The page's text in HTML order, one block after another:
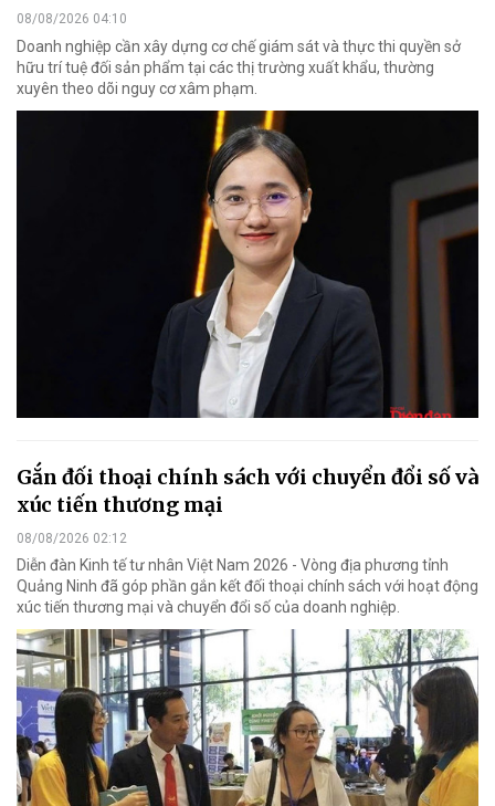
08/08/2026 04:10
Doanh nghiệp cần xây dựng cơ chế giám sát và thực thi quyền sở
hữu trí tuệ đối sản phẩm tại các thị trường xuất khẩu, thường
xuyên theo dõi nguy cơ xâm phạm.
Gắn đối thoại chính sách với chuyển đổi số và
xúc tiến thương mại
08/08/2026 02:12
Diễn đàn Kinh tế tư nhân Việt Nam 2026 - Vòng địa phương tỉnh
Quảng Ninh đã góp phần gắn kết đối thoại chính sách với hoạt động
xúc tiến thương mại và chuyển đổi số của doanh nghiệp.